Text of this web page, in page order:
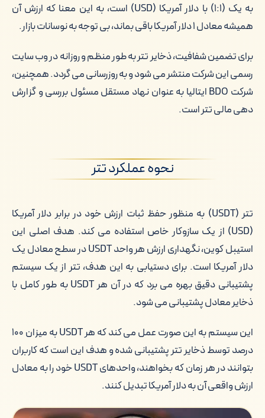
به یک (۱:۱) با دلار آمریکا (USD) است، به این معنا که ارزش آن
همیشه معادل ۱ دلار آمریکا باقی بماند، بی توجه به نوسانات بازار.
برای تضمین شفافیت، ذخایر تتر به طور منظم و روزانه در وب سایت
رسمی این شرکت منتشر می شود و به روزرسانی می گردد. همچنین،
شرکت BDO ایتالیا به عنوان نهاد مستقل مسئول بررسی و گزارش
دهی مالی تتر است.
نحوه عملکرد تتر
تتر (USDT) به منظور حفظ ثبات ارزش خود در برابر دلار آمریکا
(USD) از یک سازوکار خاص استفاده می کند. هدف اصلی این
استیبل کوین، نگهداری ارزش هر واحد USDT در سطح معادل یک
دلار آمریکا است. برای دستیابی به این هدف، تتر از یک سیستم
پشتیبانی دقیق بهره می برد که در آن هر USDT به طور کامل با
ذخایر معادل پشتیبانی می شود.
این سیستم به این صورت عمل می کند که هر USDT به میزان ۱۰۰
درصد توسط ذخایر تتر پشتیبانی شده و هدف این است که کاربران
بتوانند در هر زمان که بخواهند، واحدهای USDT خود را به معادل
ارزش واقعی آن به دلار آمریکا تبدیل کنند.